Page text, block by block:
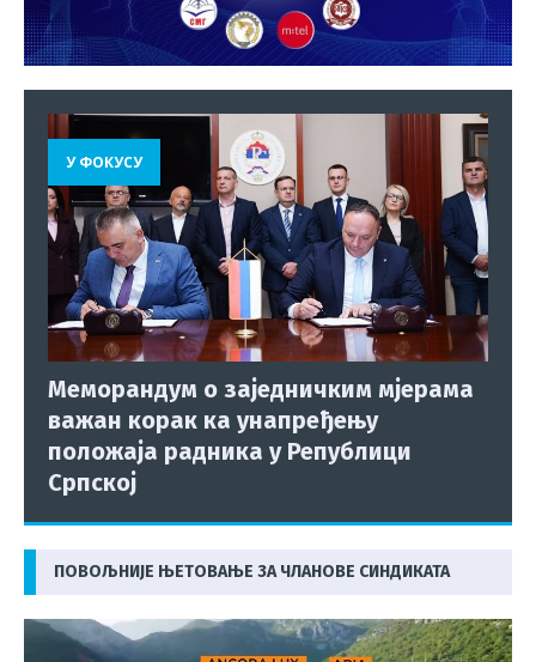
У ФОКУСУ
Меморандум о заједничким мјерама
важан корак ка унапређењу
положаја радника у Републици
Српској
ПОВОЉНИЈЕ ЊЕТОВАЊЕ ЗА ЧЛАНОВЕ СИНДИКАТА